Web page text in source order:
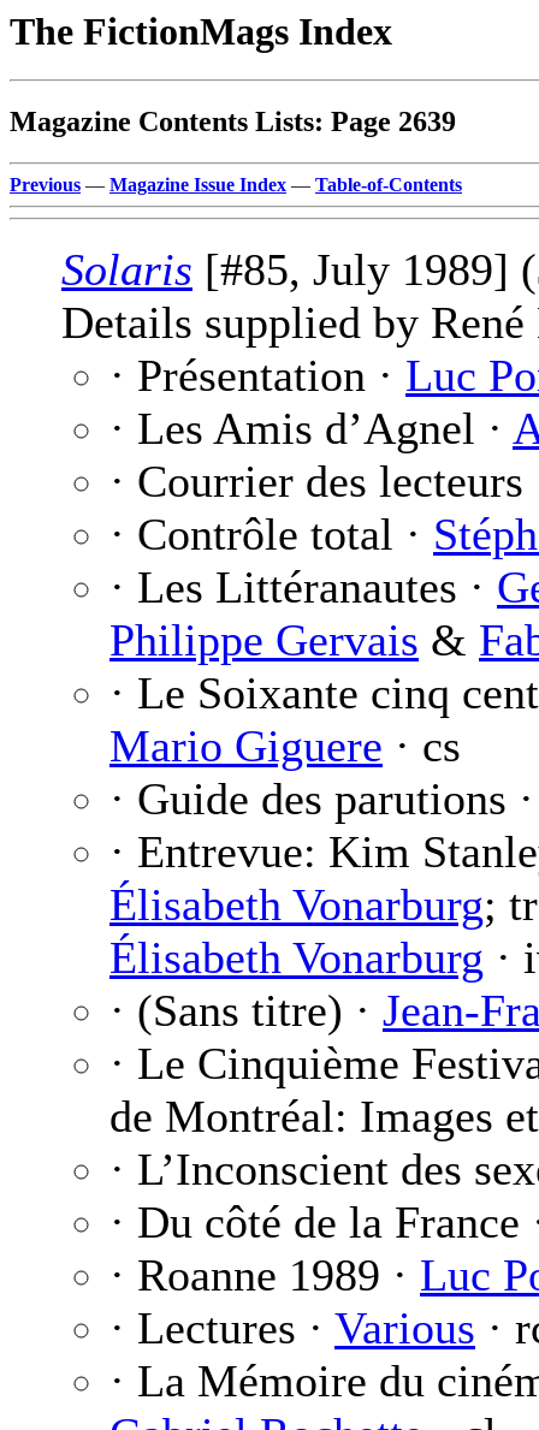
The FictionMags Index
Magazine Contents Lists: Page 2639
Previous — Magazine Issue Index — Table-of-Contents
Solaris [#85, July 1989]
Details supplied by
· Présentation · Luc
· Les Amis d’Agnel ·
· Courrier des lecteurs
· Contrôle total ·
· Les Littéranautes ·
Philippe Gervais &
· Le Soixante cinq
Mario Giguere · cs
· Guide des parutions
· Entrevue: Kim
Élisabeth Vonarburg;
Élisabeth Vonarburg ·
· (Sans titre) · Jean-
· Le Cinquième
de Montréal: Images
· L’Inconscient des
· Du côté de la France
· Roanne 1989 · Luc
· Lectures · Various ·
· La Mémoire du